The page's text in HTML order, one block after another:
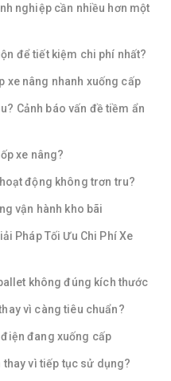
nghiệp cần nhiều hơn một
để tiết kiệm chi phí nhất?
xe nâng nhanh xuống cấp
Cảnh báo vấn đề tiềm ẩn
xe nâng?
động không trơn tru?
vận hành kho bãi
Pháp Tối Ưu Chi Phí Xe
không đúng kích thước
vì càng tiêu chuẩn?
đang xuống cấp
thay vì tiếp tục sử dụng?